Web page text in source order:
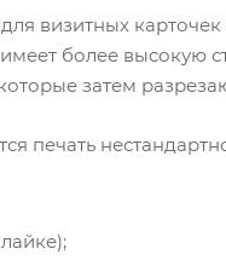
визитных
более высокую
затем
печать